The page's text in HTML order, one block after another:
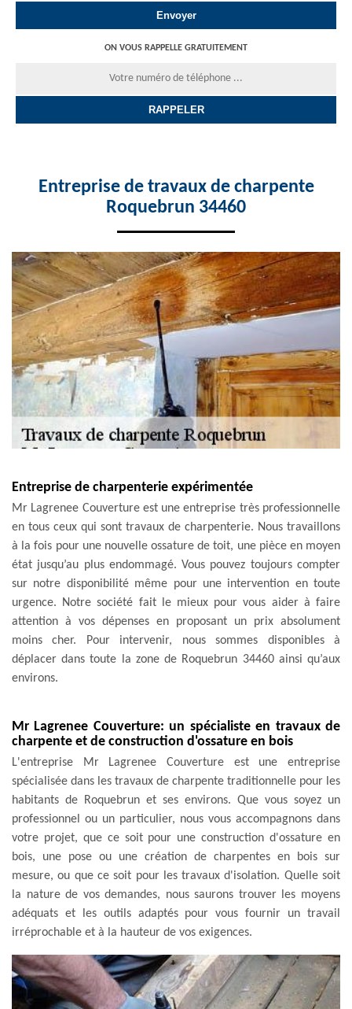
ON VOUS RAPPELLE GRATUITEMENT
Entreprise de travaux de charpente
Roquebrun 34460
Entreprise de charpenterie expérimentée
Mr Lagrenee Couverture est une entreprise très professionnelle
en tous ceux qui sont travaux de charpenterie. Nous travaillons
à la fois pour une nouvelle ossature de toit, une pièce en moyen
état jusqu’au plus endommagé. Vous pouvez toujours compter
sur notre disponibilité même pour une intervention en toute
urgence. Notre société fait le mieux pour vous aider à faire
attention à vos dépenses en proposant un prix absolument
moins cher. Pour intervenir, nous sommes disponibles à
déplacer dans toute la zone de Roquebrun 34460 ainsi qu’aux
environs.
Mr Lagrenee Couverture: un spécialiste en travaux de
charpente et de construction d'ossature en bois
L'entreprise Mr Lagrenee Couverture est une entreprise
spécialisée dans les travaux de charpente traditionnelle pour les
habitants de Roquebrun et ses environs. Que vous soyez un
professionnel ou un particulier, nous vous accompagnons dans
votre projet, que ce soit pour une construction d'ossature en
bois, une pose ou une création de charpentes en bois sur
mesure, ou que ce soit pour les travaux d'isolation. Quelle soit
la nature de vos demandes, nous saurons trouver les moyens
adéquats et les outils adaptés pour vous fournir un travail
irréprochable et à la hauteur de vos exigences.